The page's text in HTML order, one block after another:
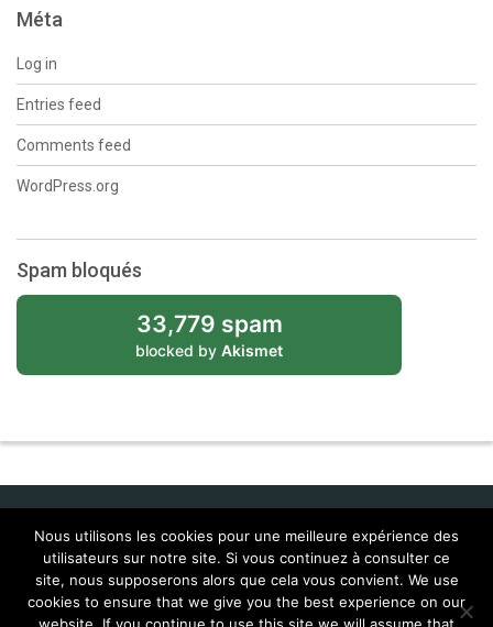
Méta
Log in
Entries feed
Comments feed
WordPress.org
Spam bloqués
33,779 spam
blocked by Akismet
Idol Corporate
Contacts Feral Interactive Localisations (Corentin & Josy)
Nous utilisons les cookies pour une meilleure expérience des
utilisateurs sur notre site. Si vous continuez à consulter ce
site, nous supposerons alors que cela vous convient. We use
cookies to ensure that we give you the best experience on our